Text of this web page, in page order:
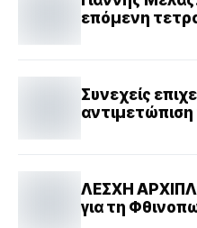
επόμενη
Συνεχείς
ΛΕΣΧΗ
για τη